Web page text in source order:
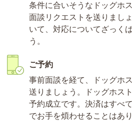
条件に合いそうなドッグホ
面談リクエストを送りまし
いて、対応についてざっく
う。
ご予約
事前面談を経て、ドッグホ
送りましょう。ドッグホス
予約成立です。決済はすべ
でお手を煩わせることはあり